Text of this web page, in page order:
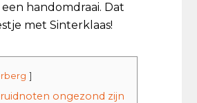
handomdraai. Dat
met Sinterklaas!
ongezond zijn